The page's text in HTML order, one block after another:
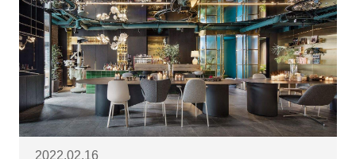
2022.02.16